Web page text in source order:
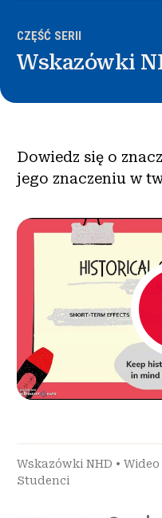
O NHD ®
Zaangażować się
CZĘŚĆ SERII
Wskazówki
Dowiedz się o
jego znaczeniu w
Wskazówki NHD • Wideo
Studenci